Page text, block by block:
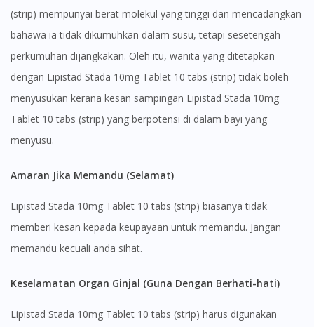
You seem to be shopping from Singapore
You are currently on DoctorOnCall.com.my, our Malaysian
site.
To serve you better, would you like to head over to
DoctorOnCall Singapore
(strip) mempunyai berat molekul yang tinggi dan mencadangkan
bahawa ia tidak dikumuhkan dalam susu, tetapi sesetengah
perkumuhan dijangkakan. Oleh itu, wanita yang ditetapkan
dengan Lipistad Stada 10mg Tablet 10 tabs (strip) tidak boleh
menyusukan kerana kesan sampingan Lipistad Stada 10mg
Tablet 10 tabs (strip) yang berpotensi di dalam bayi yang
menyusu.
Amaran Jika Memandu (Selamat)
Lipistad Stada 10mg Tablet 10 tabs (strip) biasanya tidak
memberi kesan kepada keupayaan untuk memandu. Jangan
memandu kecuali anda sihat.
Keselamatan Organ Ginjal (Guna Dengan Berhati-hati)
Lipistad Stada 10mg Tablet 10 tabs (strip) harus digunakan